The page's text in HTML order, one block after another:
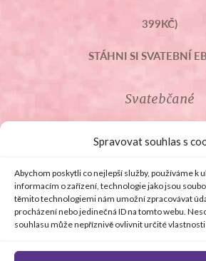
Spravovat souhlas s
Abychom poskytli co nejlepší služby, používáme k
informacím o zařízení, technologie jako jsou
těmito technologiemi nám umožní zpracovávat
procházení nebo jedinečná ID na tomto webu.
souhlasu může nepříznivě ovlivnit určité vlastnosti
399KČ)
STÁHNI SI SVATEBNÍ
Svatebčané
ROZCESTNÍK PRO
SVATEBNÍ
SVATEBNÍ DARY